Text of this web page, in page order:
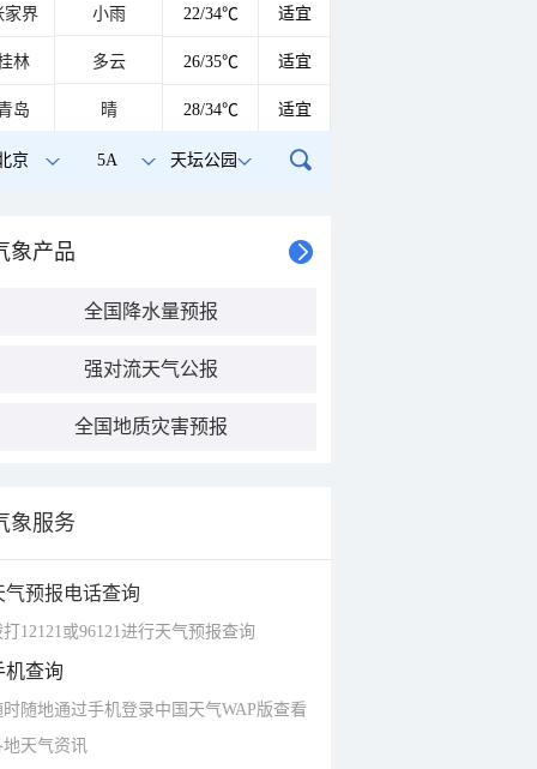
家界 小雨 22/34℃ 适宜
林 多云 26/35℃ 适宜
岛 晴 28/34℃ 适宜
京 5A 天坛公园
象产品
全国降水量预报
强对流天气公报
全国地质灾害预报
象服务
气预报电话查询
打12121或96121进行天气预报查询
机查询
时随地通过手机登录中国天气WAP版查看
地天气资讯